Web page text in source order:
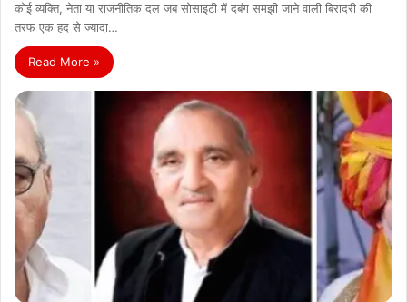
कोई व्यक्ति, नेता या राजनीतिक दल जब सोसाइटी में दबंग समझी जाने वाली बिरादरी की
तरफ एक हद से ज्यादा…
Read More »